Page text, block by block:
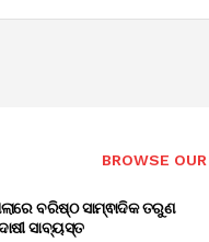
BROWSE
ବରିଷ୍ଠ ସାମ୍ଵାଦିକ ତରୁଣ
ସାବ୍ୟସ୍ତ